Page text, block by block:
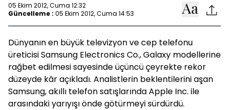
05 Ekim 2012, Cuma 12:32
Güncelleme : 05 Ekim 2012, Cuma 14:53
Dünyanın en büyük televizyon ve cep telefonu
üreticisi Samsung Electronics Co., Galaxy modellerine
rağbet edilmesi sayesinde üçüncü çeyrekte rekor
düzeyde kâr açıkladı. Analistlerin beklentilerini aşan
Samsung, akıllı telefon satışlarında Apple Inc. ile
arasındaki yarıyışı önde götürmeyi sürdürdü.